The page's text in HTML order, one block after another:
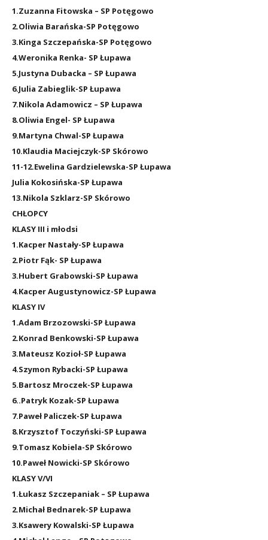
1.Zuzanna Fitowska – SP Potęgowo
2.Oliwia Barańska-SP Potęgowo
3.Kinga Szczepańska-SP Potęgowo
4.Weronika Renka- SP Łupawa
5.Justyna Dubacka – SP Łupawa
6.Julia Zabieglik-SP Łupawa
7.Nikola Adamowicz – SP Łupawa
8.Oliwia Engel- SP Łupawa
9.Martyna Chwal-SP Łupawa
10.Klaudia Maciejczyk-SP Skórowo
11-12.Ewelina Gardzielewska-SP Łupawa
Julia Kokosińska-SP Łupawa
13.Nikola Szklarz-SP Skórowo
CHŁOPCY
KLASY III i młodsi
1.Kacper Nastały-SP Łupawa
2.Piotr Fąk- SP Łupawa
3.Hubert Grabowski-SP Łupawa
4.Kacper Augustynowicz-SP Łupawa
KLASY IV
1.Adam Brzozowski-SP Łupawa
2.Konrad Benkowski-SP Łupawa
3.Mateusz Kozioł-SP Łupawa
4.Szymon Rybacki-SP Łupawa
5.Bartosz Mroczek-SP Łupawa
6..Patryk Kozak-SP Łupawa
7.Paweł Paliczek-SP Łupawa
8.Krzysztof Toczyński-SP Łupawa
9.Tomasz Kobiela-SP Skórowo
10.Paweł Nowicki-SP Skórowo
KLASY V/VI
1.Łukasz Szczepaniak – SP Łupawa
2.Michał Bednarek-SP Łupawa
3.Ksawery Kowalski-SP Łupawa